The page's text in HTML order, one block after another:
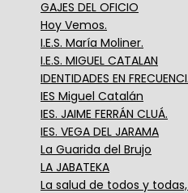
GAJES DEL OFICIO
Hoy Vemos.
I.E.S. María Moliner.
I.E.S. MIGUEL CATALAN
IDENTIDADES EN
IES Miguel Catalán
IES. JAIME FERRÁN CLUÁ.
IES. VEGA DEL JARAMA
La Guarida del Brujo
LA JABATEKA
La salud de todos y